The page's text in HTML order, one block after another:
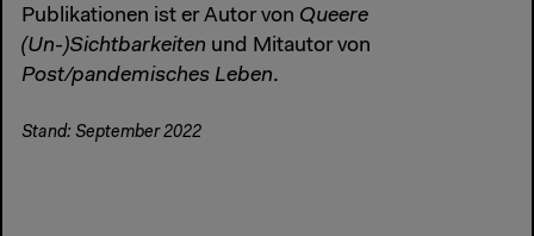
Publikationen ist er Autor von Queere
(Un-)Sichtbarkeiten und Mitautor von
Post/pandemisches Leben.
Stand: September 2022